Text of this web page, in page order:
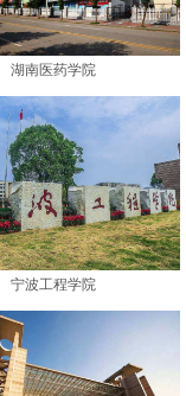
湖南医药学院
宁波工程学院